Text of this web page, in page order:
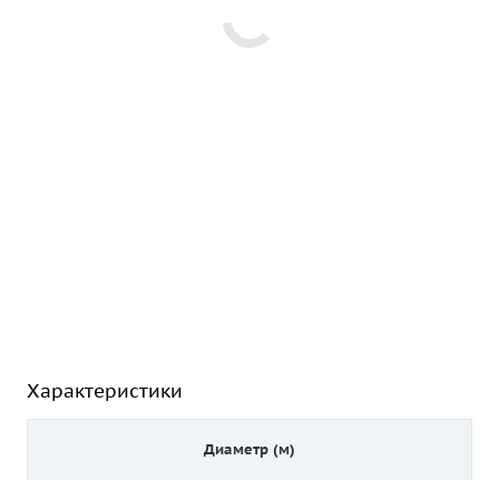
Характеристики
Диаметр (м)